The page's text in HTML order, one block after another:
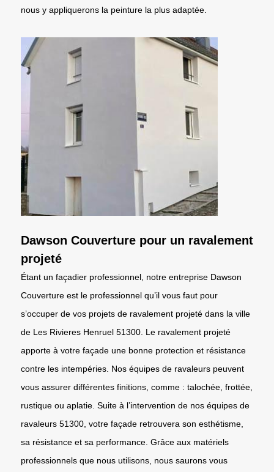
nous y appliquerons la peinture la plus adaptée.
Dawson Couverture pour un ravalement
projeté
Étant un façadier professionnel, notre entreprise Dawson
Couverture est le professionnel qu’il vous faut pour
s’occuper de vos projets de ravalement projeté dans la ville
de Les Rivieres Henruel 51300. Le ravalement projeté
apporte à votre façade une bonne protection et résistance
contre les intempéries. Nos équipes de ravaleurs peuvent
vous assurer différentes finitions, comme : talochée, frottée,
rustique ou aplatie. Suite à l’intervention de nos équipes de
ravaleurs 51300, votre façade retrouvera son esthétisme,
sa résistance et sa performance. Grâce aux matériels
professionnels que nous utilisons, nous saurons vous